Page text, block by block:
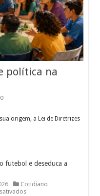
política na
origem, a Lei de Diretrizes
futebol e deseduca a
Cotidiano
em